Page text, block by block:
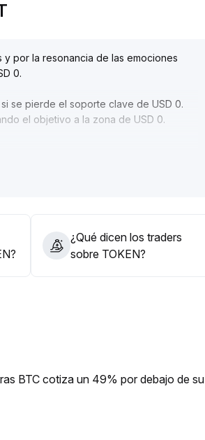
por la resonancia de las emociones
0.
se pierde el soporte clave de USD 0.
el objetivo a la zona de USD 0.
por el riesgo, el momento
¿Qué dicen los traders
sobre TOKEN?
BTC cotiza un 49% por debajo de su